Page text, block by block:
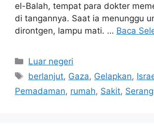
el-Balah, tempat para dokter
di tangannya. Saat ia menunggu
dirontgen, lampu mati. … Baca
Kategori
Luar negeri
Tag
berlanjut, Gaza, Gelapkan,
Pemadaman, rumah, Sakit,